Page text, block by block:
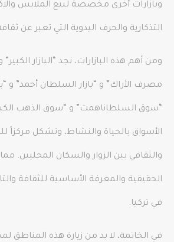
وبازارات أخرى مخصصة لبيع الملابس
التذكارية والحرف اليدوية التي تعبر عن
ومن أهم هذه البازارات، نجد “البازار
مصرف الأراك” و “بازار السلطان أحمد” و
“سوق السلطاناهمت” و “سوق الذهب
الأسواق بالحياة والنشاط، وتشكل مركزاً
والثقافي بين الزوار والسكان المحليين.
الحقيقية والمعرفة الأساسية للثقافة
في تركيا.
في الخاتمة، لا بد من زيارة هذه المناطق